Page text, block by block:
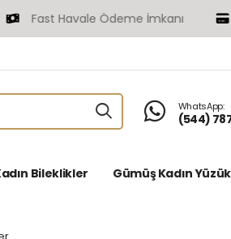
Fast Havale Ödeme İmkanı
WhatsApp:
(544)
Bileklikler Gümüş Kadın